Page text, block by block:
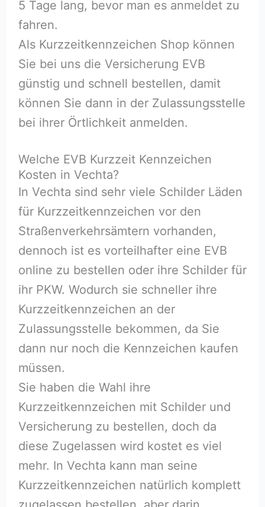
5 Tage lang, bevor man es anmeldet zu
fahren.
Als Kurzzeitkennzeichen Shop können
Sie bei uns die Versicherung EVB
günstig und schnell bestellen, damit
können Sie dann in der Zulassungsstelle
bei ihrer Örtlichkeit anmelden.
Welche EVB Kurzzeit Kennzeichen
Kosten in Vechta?
In Vechta sind sehr viele Schilder Läden
für Kurzzeitkennzeichen vor den
Straßenverkehrsämtern vorhanden,
dennoch ist es vorteilhafter eine EVB
online zu bestellen oder ihre Schilder für
ihr PKW. Wodurch sie schneller ihre
Kurzzeitkennzeichen an der
Zulassungsstelle bekommen, da Sie
dann nur noch die Kennzeichen kaufen
müssen.
Sie haben die Wahl ihre
Kurzzeitkennzeichen mit Schilder und
Versicherung zu bestellen, doch da
diese Zugelassen wird kostet es viel
mehr. In Vechta kann man seine
Kurzzeitkennzeichen natürlich komplett